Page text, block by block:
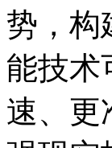
势，构
能技术
速、更